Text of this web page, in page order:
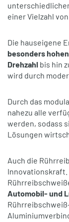
einer Vielzahl
Die hauseigene
besonders
Drehzahl bis hin
wird durch
Durch das
nahezu alle
werden, sodass
Lösungen
Auch die
Innovationskraft.
Automobil- und